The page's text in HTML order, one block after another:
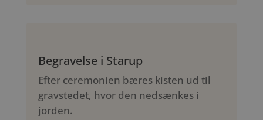
Begravelse i Starup
Efter ceremonien bæres kisten ud til
gravstedet, hvor den nedsænkes i
jorden.